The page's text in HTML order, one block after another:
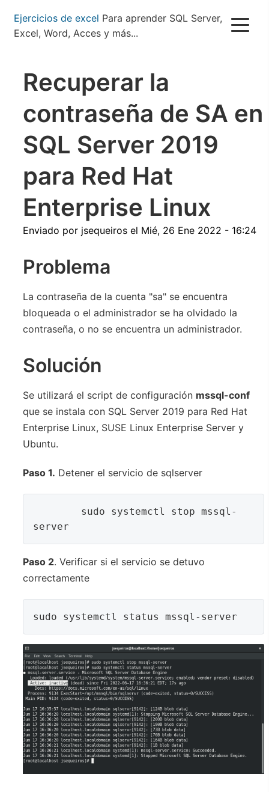
Pasar
contenido
Ejercicios de excel Para aprender SQL Server,
Excel, Word, Acces y más...
Recuperar la
contraseña de SA en
SQL Server 2019
para Red Hat
Enterprise Linux
Enviado por jsequeiros el Mié, 26 Ene 2022 - 16:24
Problema
La contraseña de la cuenta "sa" se encuentra
bloqueada o el administrador se ha olvidado la
contraseña, o no se encuentra un administrador.
Solución
Se utilizará el script de configuración mssql-conf
que se instala con SQL Server 2019 para Red Hat
Enterprise Linux, SUSE Linux Enterprise Server y
Ubuntu.
Paso 1. Detener el servicio de sqlserver
server
Paso 2. Verificar si el servicio se detuvo
correctamente
sudo systemctl status mssql-server